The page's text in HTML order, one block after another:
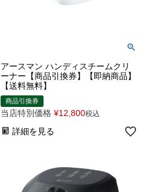
アースマン ハンディスチームクリ
ーナー【商品引換券】【即納商品】
【送料無料】
商品引換券
当店特別価格 ¥12,800税込
詳細を見る